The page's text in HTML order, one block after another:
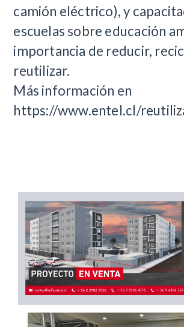
camión eléctrico), y
escuelas sobre educación
importancia de reducir,
reutilizar.
Más información en
https://www.entel.cl/